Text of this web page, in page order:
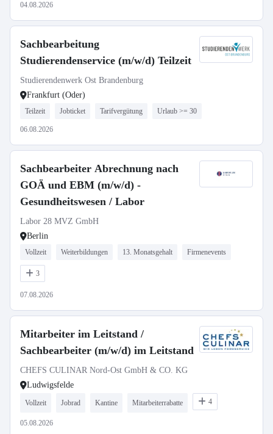
04.08.2026
Sachbearbeitung
Studierendenservice (m/w/d) Teilzeit
Studierendenwerk Ost Brandenburg
Frankfurt (Oder)
Teilzeit Jobticket Tarifvergütung Urlaub >= 30
06.08.2026
Sachbearbeiter Abrechnung nach
GOÄ und EBM (m/w/d) -
Gesundheitswesen / Labor
Labor 28 MVZ GmbH
Berlin
Vollzeit Weiterbildungen 13. Monatsgehalt Firmenevents
3
07.08.2026
Mitarbeiter im Leitstand /
Sachbearbeiter (m/w/d) im Leitstand
CHEFS CULINAR Nord-Ost GmbH & CO. KG
Ludwigsfelde
Vollzeit Jobrad Kantine Mitarbeiterrabatte 4
05.08.2026